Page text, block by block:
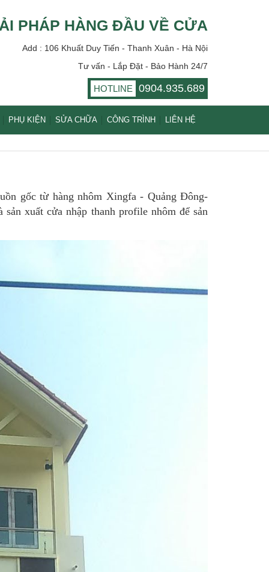
PHÁP HÀNG ĐẦU VỀ CỬA
Add : 106 Khuất Duy Tiến - Thanh Xuân - Hà Nội
Tư vấn - Lắp Đặt - Bảo Hành 24/7
HOTLINE 0904.935.689
PHỤ KIỆN SỬA CHỮA CÔNG TRÌNH LIÊN HỆ
gốc từ hàng nhôm Xingfa - Quảng Đông-
xuất cửa nhập thanh profile nhôm để sản